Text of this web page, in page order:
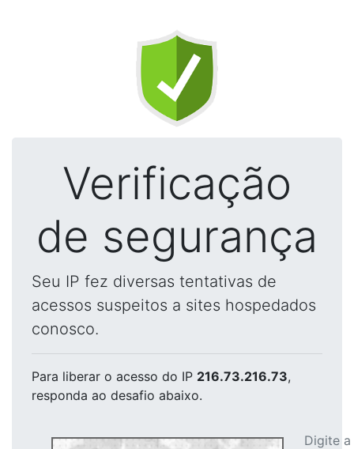
Verificação
de segurança
Seu IP fez diversas tentativas de
acessos suspeitos a sites hospedados
conosco.
Para liberar o acesso do IP 216.73.216.73,
responda ao desafio abaixo.
Digite